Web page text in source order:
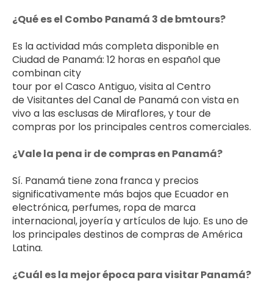
¿Qué es el Combo Panamá 3 de bmtours?
Es la actividad más completa disponible en
Ciudad de Panamá: 12 horas en español que
combinan city
tour por el Casco Antiguo, visita al Centro
de Visitantes del Canal de Panamá con vista en
vivo a las esclusas de Miraflores, y tour de
compras por los principales centros comerciales.
¿Vale la pena ir de compras en Panamá?
Sí. Panamá tiene zona franca y precios
significativamente más bajos que Ecuador en
electrónica, perfumes, ropa de marca
internacional, joyería y artículos de lujo. Es uno de
los principales destinos de compras de América
Latina.
¿Cuál es la mejor época para visitar Panamá?